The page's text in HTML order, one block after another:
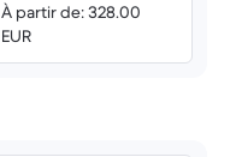
À partir de: 328.00
EUR